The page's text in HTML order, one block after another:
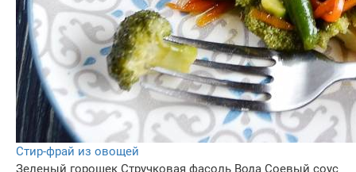
Стир-фрай из овощей
Зеленый горошек Стручковая фасоль Вода Соевый соус